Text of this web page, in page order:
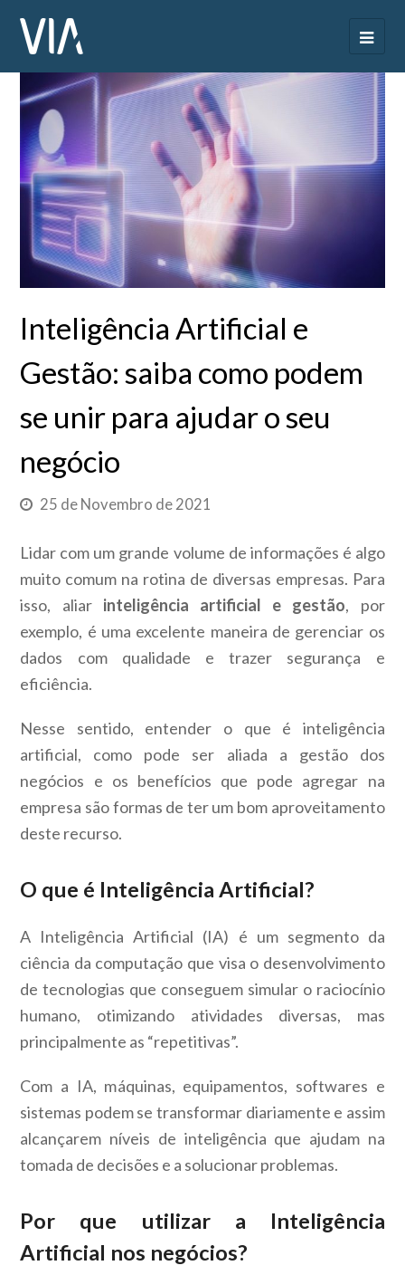
Inteligência Artificial e
Gestão: saiba como podem
se unir para ajudar o seu
negócio
25 de Novembro de 2021
Lidar com um grande volume de informações é algo
muito comum na rotina de diversas empresas. Para
isso, aliar inteligência artificial e gestão, por
exemplo, é uma excelente maneira de gerenciar os
dados com qualidade e trazer segurança e
eficiência.
Nesse sentido, entender o que é inteligência
artificial, como pode ser aliada a gestão dos
negócios e os benefícios que pode agregar na
empresa são formas de ter um bom aproveitamento
deste recurso.
O que é Inteligência Artificial?
A Inteligência Artificial (IA) é um segmento da
ciência da computação que visa o desenvolvimento
de tecnologias que conseguem simular o raciocínio
humano, otimizando atividades diversas, mas
principalmente as “repetitivas”.
Com a IA, máquinas, equipamentos, softwares e
sistemas podem se transformar diariamente e assim
alcançarem níveis de inteligência que ajudam na
tomada de decisões e a solucionar problemas.
Por que utilizar a Inteligência
Artificial nos negócios?